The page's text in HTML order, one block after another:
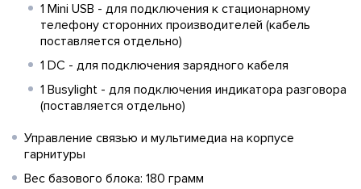
1 Mini USB - для подключения к стационарному
телефону сторонних производителей (кабель
поставляется отдельно)
1 DC - для подключения зарядного кабеля
1 Busylight - для подключения индикатора разговора
(поставляется отдельно)
Управление связью и мультимедиа на корпусе
гарнитуры
Вес базового блока: 180 грамм